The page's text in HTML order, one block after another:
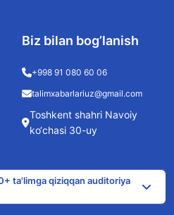
Biz bilan bog’lanish
+998 91 080 60 06
talimxabarlariuz@gmail.com
Toshkent shahri Navoiy
ko‘chasi 30-uy
ta'limga qiziqqan auditoriya